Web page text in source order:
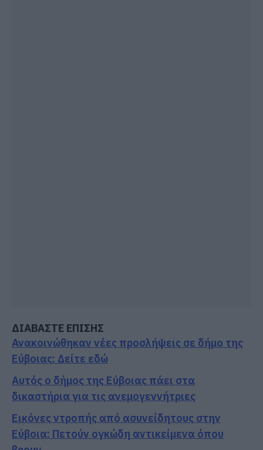
ΔΙΑΒΑΣΤΕ ΕΠΙΣΗΣ
Ανακοινώθηκαν νέες προσλήψεις σε δήμο της
Εύβοιας: Δείτε εδώ
Αυτός ο δήμος της Εύβοιας πάει στα
δικαστήρια για τις ανεμογεννήτριες
Εικόνες ντροπής από ασυνείδητους στην
Εύβοια: Πετούν ογκώδη αντικείμενα όπου